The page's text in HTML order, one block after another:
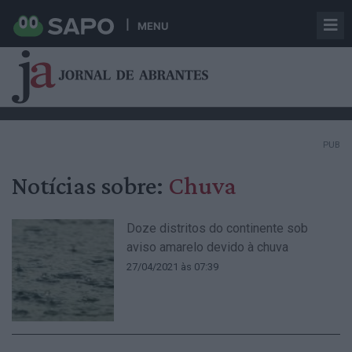
MENU
PUB
Notícias sobre: Chuva
Doze distritos do continente sob
aviso amarelo devido à chuva
27/04/2021 às 07:39